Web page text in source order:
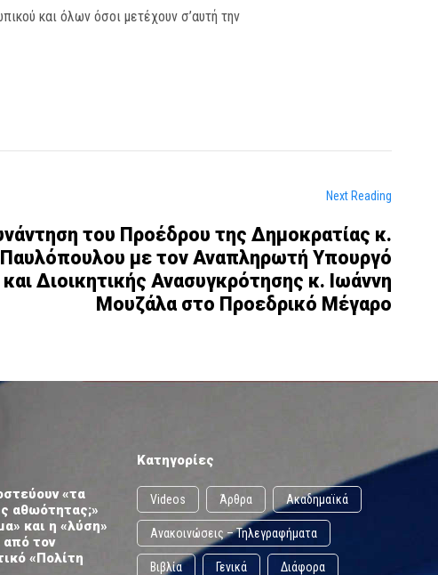
και όλων όσοι μετέχουν σ’αυτή την
Next Reading
του Προέδρου της Δημοκρατίας κ.
με τον Αναπληρωτή Υπουργό
Διοικητικής Ανασυγκρότησης κ. Ιωάννη
Μουζάλα στο Προεδρικό Μέγαρο
«τα
αθωότητας;»
και η «λύση»
τον
«Πολίτη
Κατηγορίες
Videos Άρθρα Ακαδημαϊκά
Ανακοινώσεις – Τηλεγραφήματα
Βιβλία Γενικά Διάφορα